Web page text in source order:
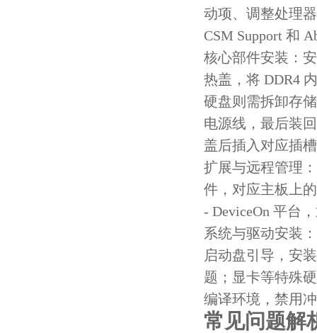
动项、调整处理
CSM Support 和
核心部件安装：
热盖，将 DDR4
硬盘则需拆卸存
电源线，最后装
盖后插入对应插
扩展与远程管理
件，对应主板上
- DeviceOn 平台
系统与驱动安装
启动盘引导，安
题；显卡等特殊
编译环境，禁用
常见问题解